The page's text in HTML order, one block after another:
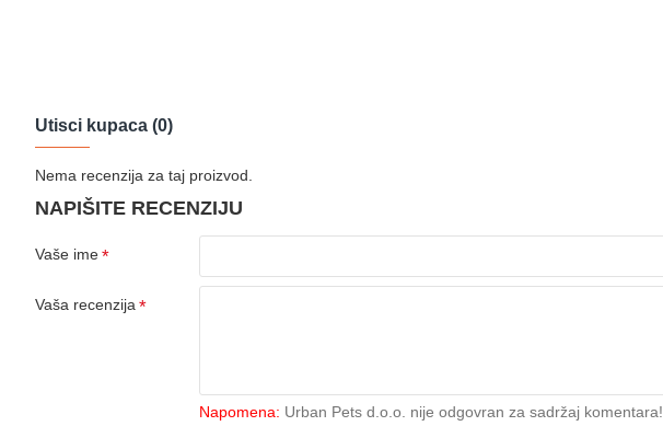
Utisci kupaca (0)
Nema recenzija za taj proizvod.
NAPIŠITE RECENZIJU
Vaše ime
Vaša recenzija
Napomena: Urban Pets d.o.o. nije odgovran za sadržaj komentara!